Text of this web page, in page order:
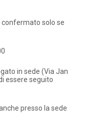
solo se
in sede (Via Jan
essere seguito
presso la sede